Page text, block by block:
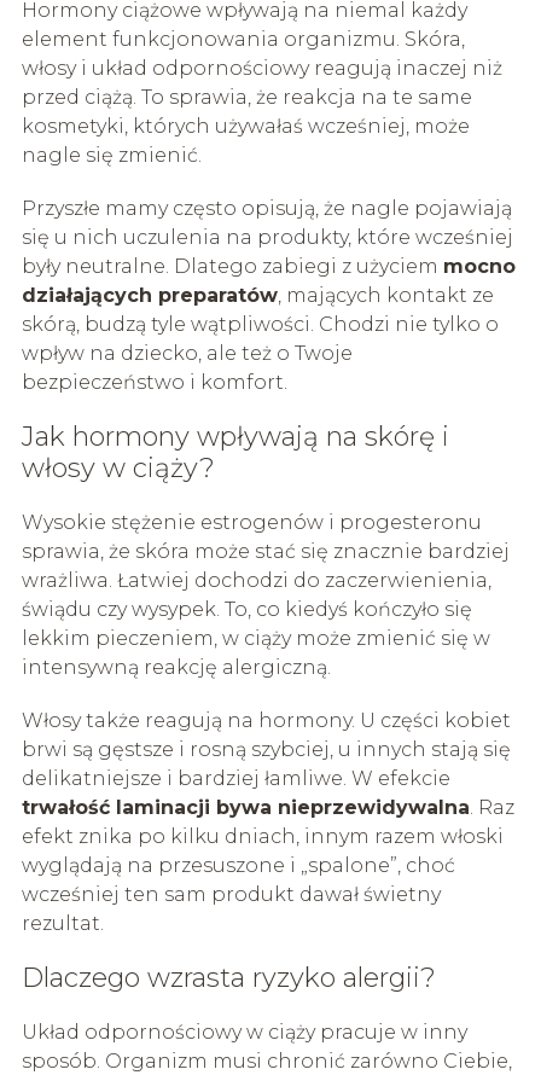
Hormony ciążowe wpływają na niemal każdy
element funkcjonowania organizmu. Skóra,
włosy i układ odpornościowy reagują inaczej niż
przed ciążą. To sprawia, że reakcja na te same
kosmetyki, których używałaś wcześniej, może
nagle się zmienić.
Przyszłe mamy często opisują, że nagle pojawiają
się u nich uczulenia na produkty, które wcześniej
były neutralne. Dlatego zabiegi z użyciem mocno
działających preparatów, mających kontakt ze
skórą, budzą tyle wątpliwości. Chodzi nie tylko o
wpływ na dziecko, ale też o Twoje
bezpieczeństwo i komfort.
Jak hormony wpływają na skórę i
włosy w ciąży?
Wysokie stężenie estrogenów i progesteronu
sprawia, że skóra może stać się znacznie bardziej
wrażliwa. Łatwiej dochodzi do zaczerwienienia,
świądu czy wysypek. To, co kiedyś kończyło się
lekkim pieczeniem, w ciąży może zmienić się w
intensywną reakcję alergiczną.
Włosy także reagują na hormony. U części kobiet
brwi są gęstsze i rosną szybciej, u innych stają się
delikatniejsze i bardziej łamliwe. W efekcie
trwałość laminacji bywa nieprzewidywalna. Raz
efekt znika po kilku dniach, innym razem włoski
wyglądają na przesuszone i „spalone”, choć
wcześniej ten sam produkt dawał świetny
rezultat.
Dlaczego wzrasta ryzyko alergii?
Układ odpornościowy w ciąży pracuje w inny
sposób. Organizm musi chronić zarówno Ciebie,